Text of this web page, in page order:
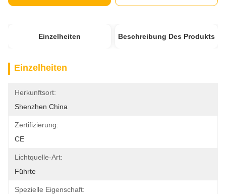
Einzelheiten Beschreibung Des Produkts
Einzelheiten
Herkunftsort:
Shenzhen China
Zertifizierung:
CE
Lichtquelle-Art:
Führte
Spezielle Eigenschaft: